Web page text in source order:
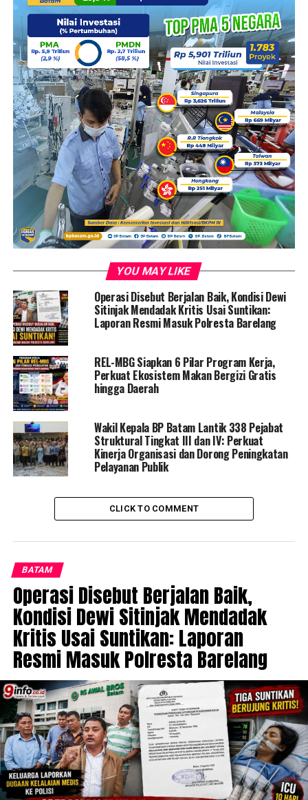
penuh tanggung jawab dan profesionalisme, untuk
menjaga keadilan serta hukum yang berlaku di
Indonesia. (Mat)
Pembaca : 516
RELATED TOPICS: ADVOKAT KEPRI
PELANTIKAN
PENGACARA
PENGADILAN TINGGI
PERADI BATAM
PROFESI
SUMPAH JABATAN TANJUNGPINANG
UP NEXT
Polda Kepri Ungkap Kasus Pengiriman PMI Non-
Prosedural di Batam
DON'T MISS
BP Batam Gelar Entry Meeting Laporan Pengawasan
Bidang Kerjasama Investasi dan Pembiayaan
Pembangunan Bersama BPKP RI
YOU MAY LIKE
Operasi Disebut Berjalan Baik, Kondisi Dewi
Sitinjak Mendadak Kritis Usai Suntikan:
Laporan Resmi Masuk Polresta Barelang
REL-MBG Siapkan 6 Pilar Program Kerja,
Perkuat Ekosistem Makan Bergizi Gratis
hingga Daerah
Wakil Kepala BP Batam Lantik 338 Pejabat
Struktural Tingkat III dan IV: Perkuat
Kinerja Organisasi dan Dorong Peningkatan
Pelayanan Publik
CLICK TO COMMENT
BATAM
Operasi Disebut Berjalan Baik,
Kondisi Dewi Sitinjak Mendadak
Kritis Usai Suntikan: Laporan
Resmi Masuk Polresta Barelang